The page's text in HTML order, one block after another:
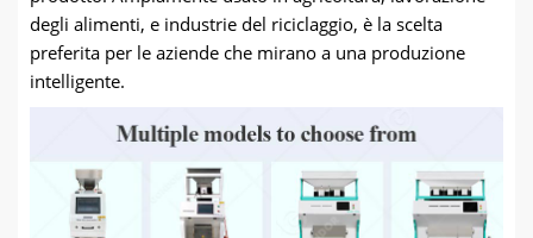
degli alimenti, e industrie del riciclaggio, è la scelta
preferita per le aziende che mirano a una produzione
intelligente.